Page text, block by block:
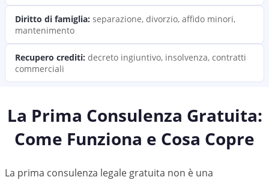
Diritto di famiglia: separazione, divorzio, affido minori,
mantenimento
Recupero crediti: decreto ingiuntivo, insolvenza, contratti
commerciali
La Prima Consulenza Gratuita:
Come Funziona e Cosa Copre
La prima consulenza legale gratuita non è una